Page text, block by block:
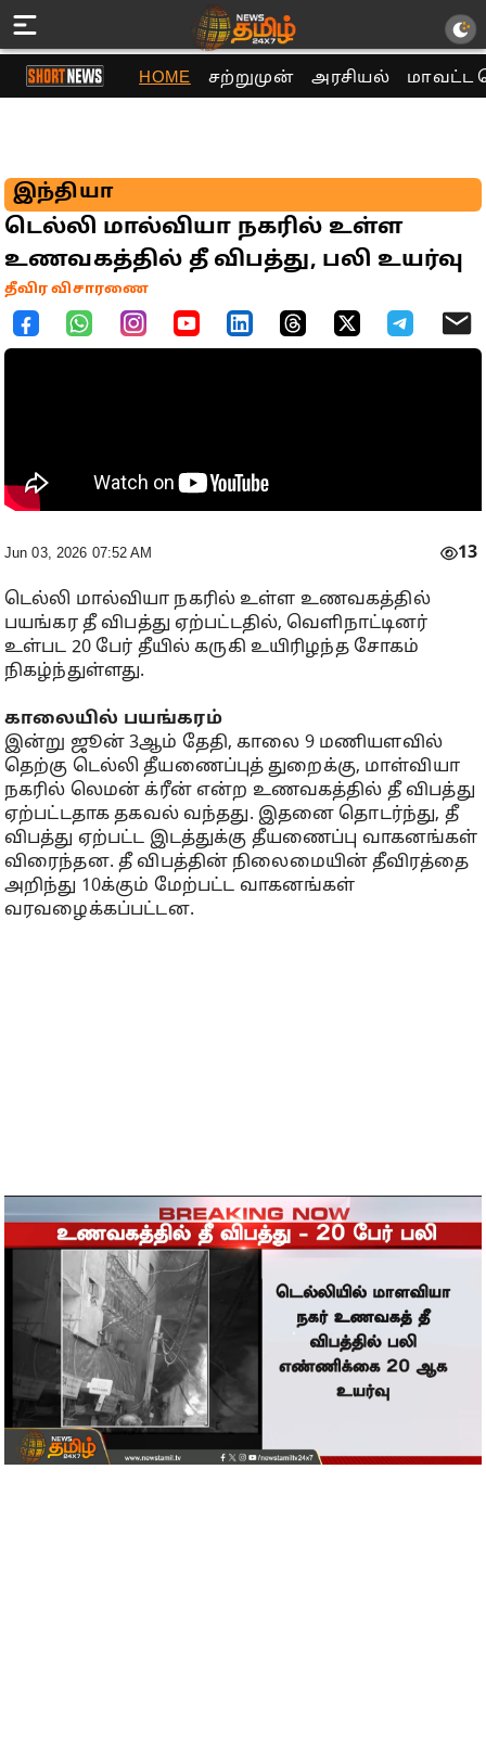
HOME சற்றுமுன் அரசியல் மாவட்ட
இந்தியா
டெல்லி மால்வியா நகரில் உள்ள
உணவகத்தில் தீ விபத்து, பலி உயர்வு
தீவிர விசாரணை
Jun 03, 2026 07:52 AM 13
டெல்லி மால்வியா நகரில் உள்ள உணவகத்தில்
பயங்கர தீ விபத்து ஏற்பட்டதில், வெளிநாட்டினர்
உள்பட 20 பேர் தீயில் கருகி உயிரிழந்த சோகம்
நிகழ்ந்துள்ளது.
காலையில் பயங்கரம்
இன்று ஜூன் 3ஆம் தேதி, காலை 9 மணியளவில்
தெற்கு டெல்லி தீயணைப்புத் துறைக்கு, மாள்வியா
நகரில் லெமன் க்ரீன் என்ற உணவகத்தில் தீ விபத்து
ஏற்பட்டதாக தகவல் வந்தது. இதனை தொடர்ந்து, தீ
விபத்து ஏற்பட்ட இடத்துக்கு தீயணைப்பு வாகனங்கள்
விரைந்தன. தீ விபத்தின் நிலைமையின் தீவிரத்தை
அறிந்து 10க்கும் மேற்பட்ட வாகனங்கள்
வரவழைக்கப்பட்டன.